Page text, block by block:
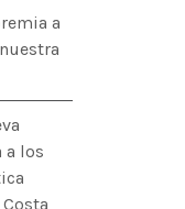
a
a los